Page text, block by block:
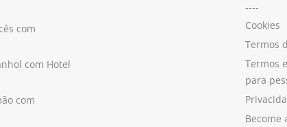
com
com Hotel
com
----
Cookies
Termos
Termos
para
Become